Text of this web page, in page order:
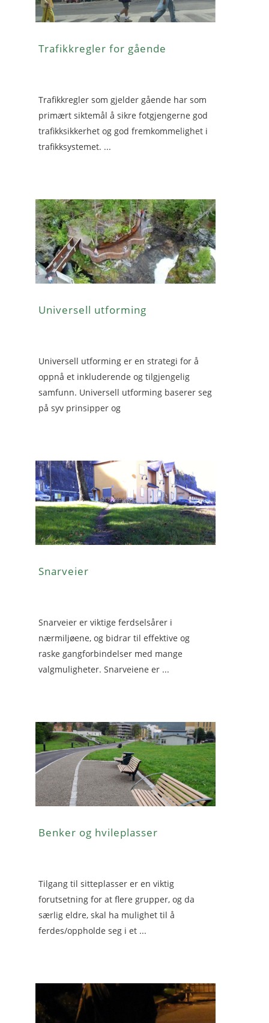
Trafikkregler for gående
Trafikkregler som gjelder gående har som
primært siktemål å sikre fotgjengerne god
trafikksikkerhet og god fremkommelighet i
trafikksystemet. ...
Universell utforming
Universell utforming er en strategi for å
oppnå et inkluderende og tilgjengelig
samfunn. Universell utforming baserer seg
på syv prinsipper og
Snarveier
Snarveier er viktige ferdselsårer i
nærmiljøene, og bidrar til effektive og
raske gangforbindelser med mange
valgmuligheter. Snarveiene er ...
Benker og hvileplasser
Tilgang til sitteplasser er en viktig
forutsetning for at flere grupper, og da
særlig eldre, skal ha mulighet til å
ferdes/oppholde seg i et ...